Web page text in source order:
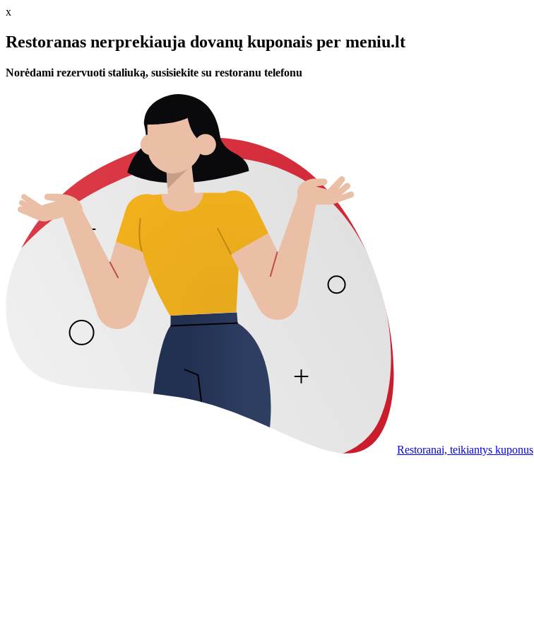
x
Restoranas nerprekiauja dovanų kuponais per meniu.lt
Norėdami rezervuoti staliuką, susisiekite su restoranu telefonu
Restoranai, teikiantys kuponus